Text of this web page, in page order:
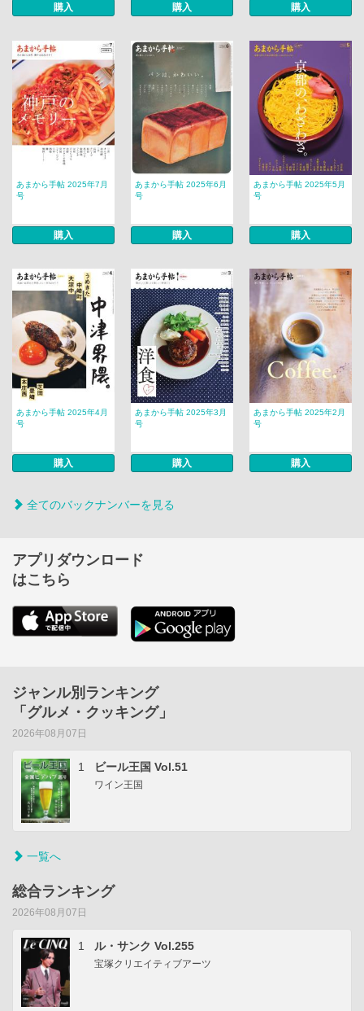
購入 購入 購入
あまから手帖 2025年7月
号
購入
あまから手帖 2025年6月
号
購入
あまから手帖 2025年5月
号
購入
あまから手帖 2025年4月
号
購入
あまから手帖 2025年3月
号
購入
あまから手帖 2025年2月
号
購入
全てのバックナンバーを見る
アプリダウンロード
はこちら
ジャンル別ランキング
「グルメ・クッキング」
2026年08月07日
1 ビール王国 Vol.51
ワイン王国
一覧へ
総合ランキング
2026年08月07日
1 ル・サンク Vol.255
宝塚クリエイティブアーツ